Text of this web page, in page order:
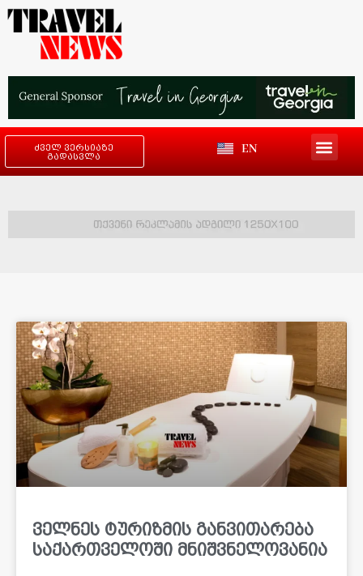
ძველ ვერსიაზე
გადასვლა
EN
ველნეს ტურიზმის განვითარება
საქართველოში მნიშვნელოვანია